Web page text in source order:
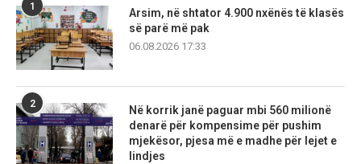
1
Arsim, në shtator 4.900 nxënës të klasës
së parë më pak
06.08.2026 17:33
2
Në korrik janë paguar mbi 560 milionë
denarë për kompensime për pushim
mjekësor, pjesa më e madhe për lejet e
lindjes